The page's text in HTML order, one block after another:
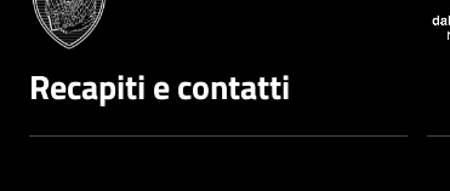
Recapiti e contatti